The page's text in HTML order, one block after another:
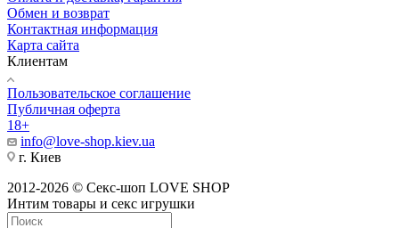
Обмен и возврат
Контактная информация
Карта сайта
Клиентам
Пользовательское соглашение
Публичная оферта
18+
info@love-shop.kiev.ua
г. Киев
2012-2026 © Секс-шоп LOVE SHOP
Интим товары и секс игрушки